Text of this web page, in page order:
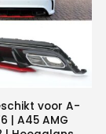
voor A-
| A45 AMG